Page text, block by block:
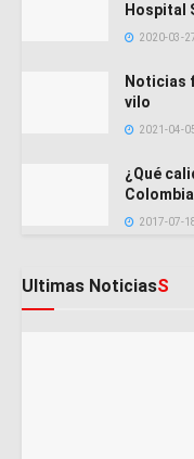
Hospital
2020-03-
Noticias
vilo
2021-04-
¿Qué
2017-07-
Ultimas NoticiasS